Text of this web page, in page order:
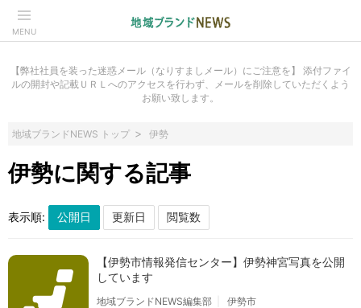
MENU
【弊社社員を装った迷惑メール（なりすましメール）にご注意を】 添付ファイ
ルの開封や記載ＵＲＬへのアクセスを行わず、メールを削除していただくよう
お願い致します。
地域ブランドNEWS トップ 伊勢
伊勢に関する記事
表示順:
【伊勢市情報発信センター】伊勢神宮写真を公開
しています
地域ブランドNEWS編集部
伊勢市